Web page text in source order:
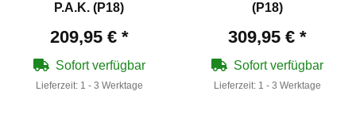
P.A.K. (P18)
209,95 € *
Sofort verfügbar
Lieferzeit: 1 - 3 Werktage
(P18)
309,95 € *
Sofort verfügbar
Lieferzeit: 1 - 3 Werktage